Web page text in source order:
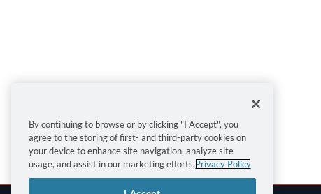
By continuing to browse or by clicking "I Accept", you
agree to the storing of first- and third-party cookies on
your device to enhance site navigation, analyze site
usage, and assist in our marketing efforts.Privacy Policy